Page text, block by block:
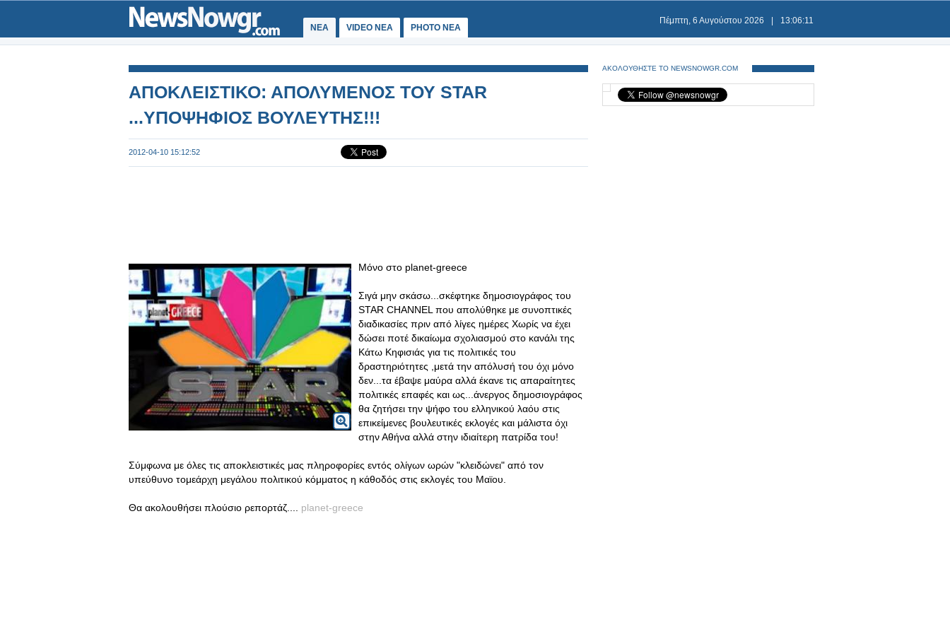
ΝΕΑ VIDEO NEA PHOTO NEA
Πέμπτη, 6 Αυγούστου 2026 13:06:12
ΑΠΟΚΛΕΙΣΤΙΚΟ: ΑΠΟΛΥΜΕΝΟΣ ΤΟΥ STAR
...ΥΠΟΨΗΦΙΟΣ ΒΟΥΛΕΥΤΗΣ!!!
2012-04-10 15:12:52
Μόνο στο planet-greece
Σιγά μην σκάσω...σκέφτηκε δημοσιογράφος του
STAR CHANNEL που απολύθηκε με συνοπτικές
διαδικασίες πριν από λίγες ημέρες Χωρίς να έχει
δώσει ποτέ δικαίωμα σχολιασμού στο κανάλι της
Κάτω Κηφισιάς για τις πολιτικές του
δραστηριότητες ,μετά την απόλυσή του όχι μόνο
δεν...τα έβαψε μαύρα αλλά έκανε τις απαραίτητες
πολιτικές επαφές και ως...άνεργος δημοσιογράφος
θα ζητήσει την ψήφο του ελληνικού λαόυ στις
επικείμενες βουλευτικές εκλογές και μάλιστα όχι
στην Αθήνα αλλά στην ιδιαίτερη πατρίδα του!
Σύμφωνα με όλες τις αποκλειστικές μας πληροφορίες εντός ολίγων ωρών "κλειδώνει" από τον
υπεύθυνο τομεάρχη μεγάλου πολιτικού κόμματος η κάθοδός στις εκλογές του Μαϊου.
Θα ακολουθήσει πλούσιο ρεπορτάζ.... planet-greece
ΑΚΟΛΟΥΘΗΣΤΕ ΤΟ NEWSNOWGR.COM